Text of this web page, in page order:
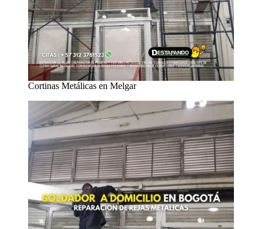
Cortinas Metálicas en Melgar